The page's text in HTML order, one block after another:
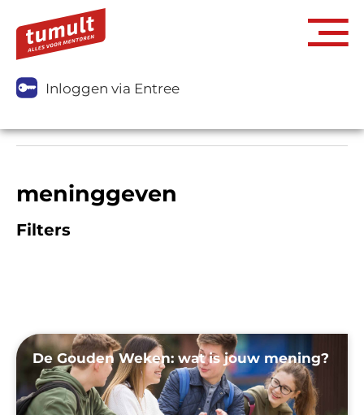
Inloggen via Entree
meninggeven
Filters
De Gouden Weken: wat is jouw mening?